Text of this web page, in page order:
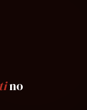
no